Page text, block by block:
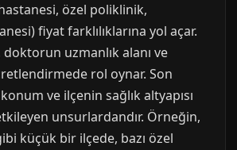
özel poliklinik,
fiyat farklılıklarına yol açar.
uzmanlık alanı ve
rol oynar. Son
ve ilçenin sağlık altyapısı
unsurlardandır. Örneğin,
küçük bir ilçede, bazı özel